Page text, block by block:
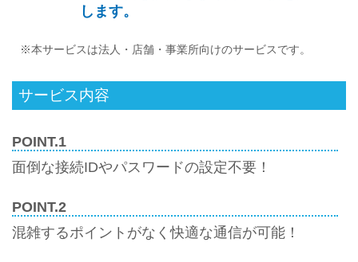
します。
※本サービスは法人・店舗・事業所向けのサービスです。
サービス内容
POINT.1
面倒な接続IDやパスワードの設定不要！
POINT.2
混雑するポイントがなく快適な通信が可能！